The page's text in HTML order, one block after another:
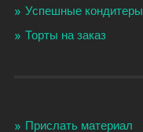
Успешные кондитеры
Торты на заказ
Прислать материал